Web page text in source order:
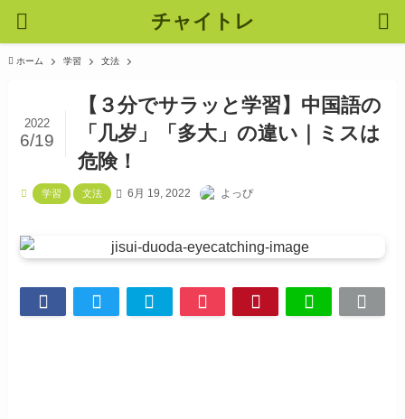
チャイトレ
ホーム 学習 文法
【３分でサラッと学習】中国語の
「几岁」「多大」の違い｜ミスは
危険！
2022
6/19
学習 文法 6月 19, 2022 よっぴ